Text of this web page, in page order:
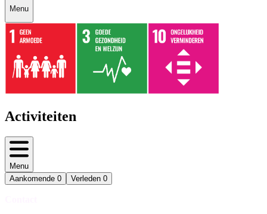
Menu
Activiteiten
Menu
Aankomende 0 Verleden 0